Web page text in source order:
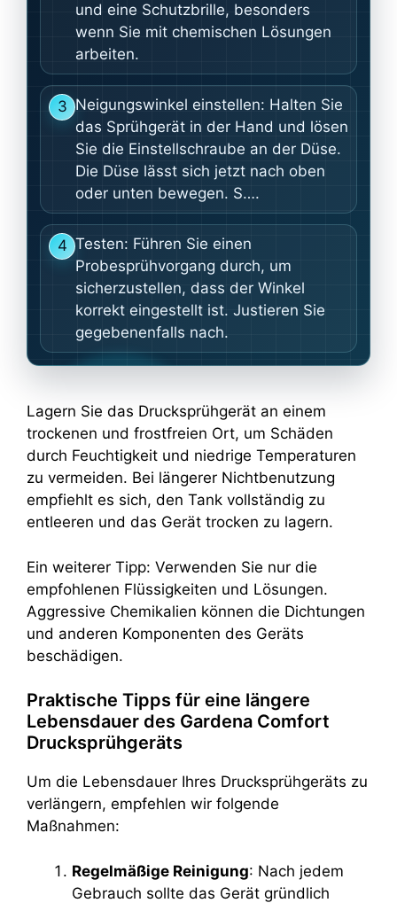
und eine Schutzbrille, besonders
wenn Sie mit chemischen Lösungen
arbeiten.
3 Neigungswinkel einstellen: Halten Sie
das Sprühgerät in der Hand und lösen
Sie die Einstellschraube an der Düse.
Die Düse lässt sich jetzt nach oben
oder unten bewegen. S….
4 Testen: Führen Sie einen
Probesprühvorgang durch, um
sicherzustellen, dass der Winkel
korrekt eingestellt ist. Justieren Sie
gegebenenfalls nach.
Lagern Sie das Drucksprühgerät an einem
trockenen und frostfreien Ort, um Schäden
durch Feuchtigkeit und niedrige Temperaturen
zu vermeiden. Bei längerer Nichtbenutzung
empfiehlt es sich, den Tank vollständig zu
entleeren und das Gerät trocken zu lagern.
Ein weiterer Tipp: Verwenden Sie nur die
empfohlenen Flüssigkeiten und Lösungen.
Aggressive Chemikalien können die Dichtungen
und anderen Komponenten des Geräts
beschädigen.
Praktische Tipps für eine längere
Lebensdauer des Gardena Comfort
Drucksprühgeräts
Um die Lebensdauer Ihres Drucksprühgeräts zu
verlängern, empfehlen wir folgende
Maßnahmen:
Regelmäßige Reinigung: Nach jedem
Gebrauch sollte das Gerät gründlich